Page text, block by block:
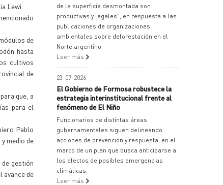
Lewi.
de
hasta
cultivos
de
que, a
para el
Pablo
medio de
gestión
avance de
de la superficie desmontada son
productivas y legales", en respuesta a las
publicaciones de organizaciones
ambientales sobre deforestación en el
Norte argentino.
Leer más
23-07-2026
El Gobierno de Formosa robustece la
estrategia interinstitucional frente al
fenómeno de El Niño
Funcionarios de distintas áreas
gubernamentales siguen delineando
acciones de prevención y respuesta, en el
marco de un plan que busca anticiparse a
los efectos de posibles emergencias
climáticas.
Leer más